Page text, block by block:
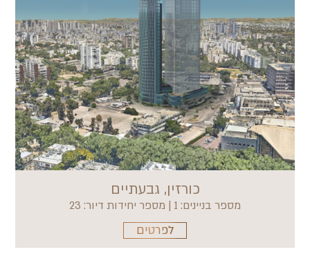
כורזין, גבעתיים
מספר בניינים: 1 | מספר יחידות דיור: 23
לפרטים